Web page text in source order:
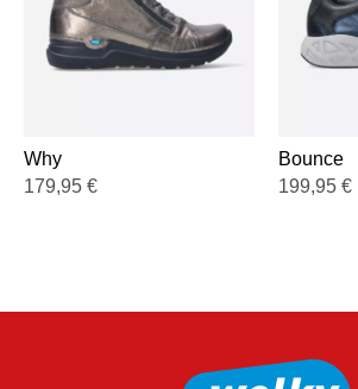
Why
179,95 €
Bounce
199,95 €